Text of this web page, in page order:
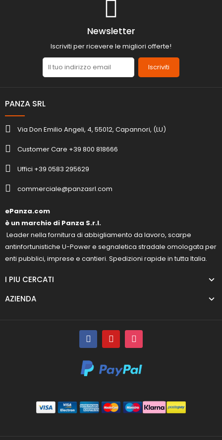
Newsletter
Iscriviti per ricevere le migliori offerte!
Iscriviti
PANZA SRL
Via Don Emilio Angeli, 4, 55012, Capannori, (LU)
Customer Care +39 800 818666
Uffici +39 0583 295629
commerciale@panzasrl.com
ePanza.com
è un marchio di Panza S.r.l.
Leader nella fornitura di abbigliamento da lavoro, scarpe
antinfortunistiche U-Power e segnaletica stradale omologata per
enti pubblici, imprese e cantieri. Spedizioni rapide in tutta Italia.
I PIU CERCATI
AZIENDA